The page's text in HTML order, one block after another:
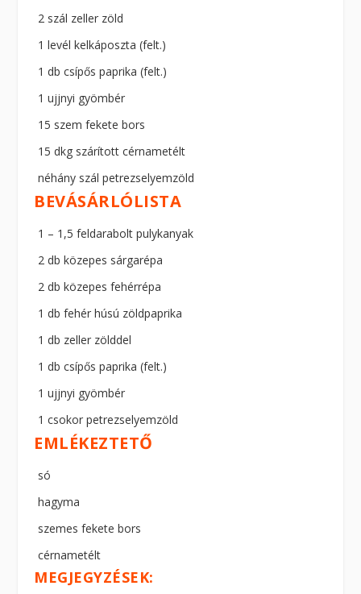
2 szál zeller zöld
1 levél kelkáposzta (felt.)
1 db csípős paprika (felt.)
1 ujjnyi gyömbér
15 szem fekete bors
15 dkg szárított cérnametélt
néhány szál petrezselyemzöld
BEVÁSÁRLÓLISTA
1 – 1,5 feldarabolt pulykanyak
2 db közepes sárgarépa
2 db közepes fehérrépa
1 db fehér húsú zöldpaprika
1 db zeller zölddel
1 db csípős paprika (felt.)
1 ujjnyi gyömbér
1 csokor petrezselyemzöld
EMLÉKEZTETŐ
só
hagyma
szemes fekete bors
cérnametélt
MEGJEGYZÉSEK: